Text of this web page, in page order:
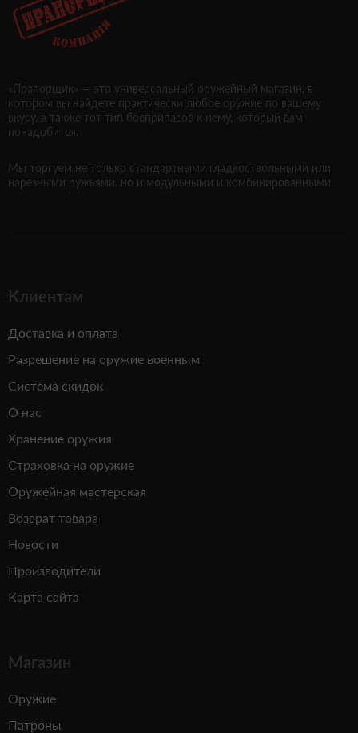
«Прапорщик» — это универсальный оружейный магазин, в
котором вы найдете практически любое оружие по вашему
вкусу, а также тот тип боеприпасов к нему, который вам
понадобится.
Мы торгуем не только стандартными гладкоствольными или
нарезными ружьями, но и модульными и комбинированными.
Клиентам
Доставка и оплата
Разрешение на оружие военным
Система скидок
О нас
Хранение оружия
Страховка на оружие
Оружейная мастерская
Возврат товара
Новости
Производители
Карта сайта
Магазин
Оружие
Патроны